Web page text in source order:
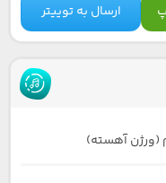
ارسال به توییتر
(ورژن آهسته)